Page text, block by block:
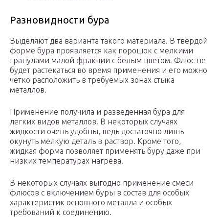
Разновидности бура
Выделяют два варианта такого материала. В твердой
форме бура проявляется как порошок с мелкими
гранулами малой фракции с белым цветом. Флюс не
будет растекаться во время применения и его можно
четко расположить в требуемых зонах стыка
металлов.
Применение получила и разведенная бура для
легких видов металлов. В некоторых случаях
жидкости очень удобны, ведь достаточно лишь
окунуть мелкую деталь в раствор. Кроме того,
жидкая форма позволяет применять буру даже при
низких температурах нагрева.
В некоторых случаях выгодно применение смеси
флюсов с включением буры в состав для особых
характеристик основного металла и особых
требований к соединению.